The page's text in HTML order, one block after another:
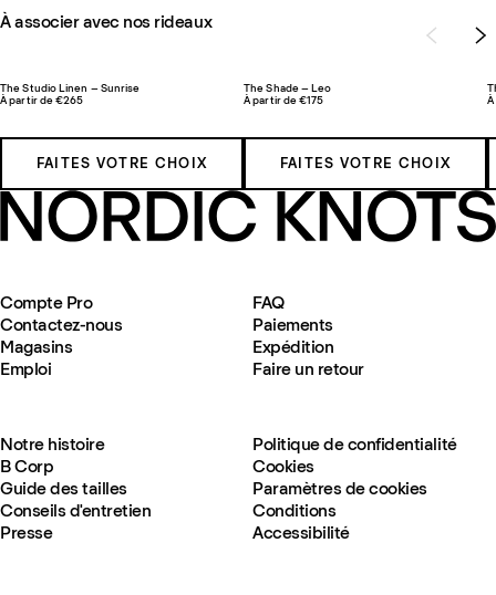
À associer avec nos rideaux
The Studio Linen – Sunrise
À partir de €265
FAITES VOTRE CHOIX
The Shade – Leo
À partir de €175
FAITES VOTRE CHOIX
Compte Pro
Contactez-nous
Magasins
Emploi
FAQ
Paiements
Expédition
Faire un retour
Notre histoire
B Corp
Guide des tailles
Conseils d'entretien
Presse
Politique de confidentialité
Cookies
Paramètres de cookies
Conditions
Accessibilité